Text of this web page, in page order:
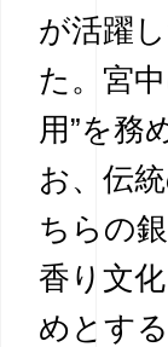
が活躍
た。宮
用”を務
お、伝
ちらの
香り文
めとす